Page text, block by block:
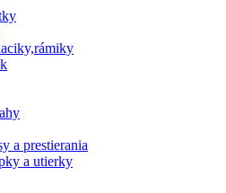
a prestierania
a utierky